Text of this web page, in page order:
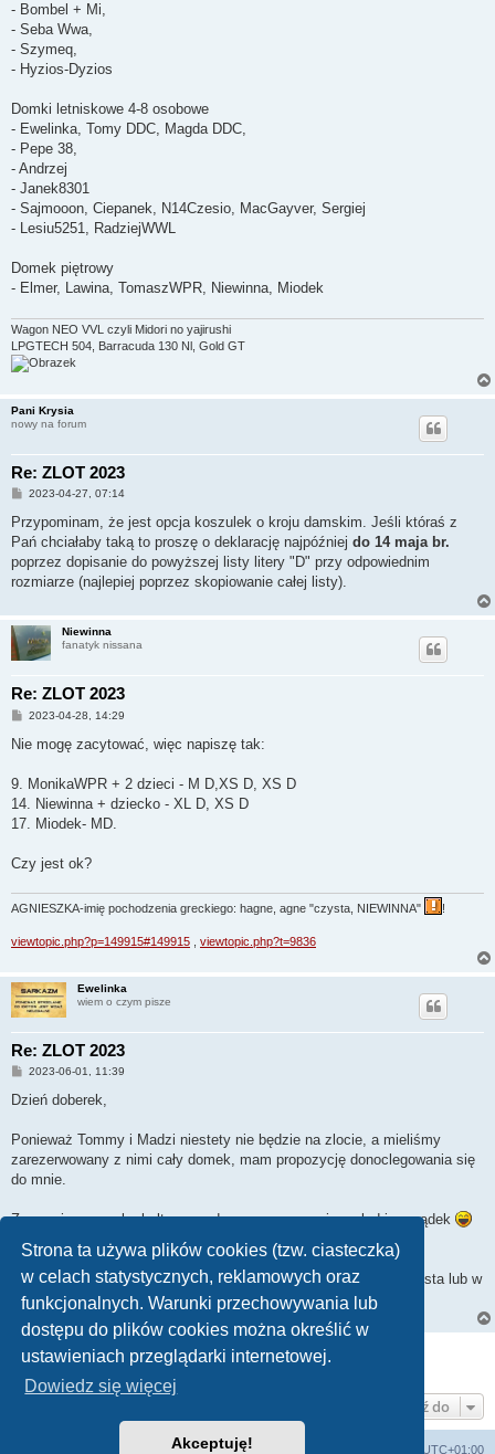
Strona ta używa plików cookies (tzw. ciasteczka)
w celach statystycznych, reklamowych oraz
funkcjonalnych. Warunki przechowywania lub
dostępu do plików cookies można określić w
ustawieniach przeglądarki internetowej.
Dowiedz się więcej
Akceptuję!
- Bombel + Mi,
- Seba Wwa,
- Szymeq,
- Hyzios-Dyzios
Domki letniskowe 4-8 osobowe
- Ewelinka, Tomy DDC, Magda DDC,
- Pepe 38,
- Andrzej
- Janek8301
- Sajmooon, Ciepanek, N14Czesio, MacGayver, Sergiej
- Lesiu5251, RadziejWWL
Domek piętrowy
- Elmer, Lawina, TomaszWPR, Niewinna, Miodek
Wagon NEO VVL czyli Midori no yajirushi
LPGTECH 504, Barracuda 130 Nl, Gold GT
Pani Krysia
nowy na forum
Re: ZLOT 2023
P
s
2023-04-27, 07:14
Przypominam, że jest opcja koszulek o kroju damskim. Jeśli któraś z
Pań chciałaby taką to proszę o deklarację najpóźniej do 14 maja br.
poprzez dopisanie do powyższej listy litery "D" przy odpowiednim
rozmiarze (najlepiej poprzez skopiowanie całej listy).
Niewinna
fanatyk nissana
Re: ZLOT 2023
P
s
2023-04-28, 14:29
Nie mogę zacytować, więc napiszę tak:
9. MonikaWPR + 2 dzieci - M D,XS D, XS D
14. Niewinna + dziecko - XL D, XS D
17. Miodek- MD.
Czy jest ok?
AGNIESZKA-imię pochodzenia greckiego: hagne, agne "czysta, NIEWINNA" !
viewtopic.php?p=149915#149915 viewtopic.php?t=9836
Ewelinka
wiem o czym pisze
Re: ZLOT 2023
P
s
2023-06-01, 11:39
Dzień doberek,
Ponieważ Tommy i Madzi niestety nie będzie na zlocie, a mieliśmy
zarezerwowany z nimi cały domek, mam propozycję donoclegowania się
do mnie.
Zapewniam wysoką kulturę spędzonego czasu, ciszę, ład i porządek
Chętnych zapraszam do zgłaszania się w odpowiedzi na tego posta lub w
wiadomości prywatnej.
ODPOWIEDZ
Posty: 5 • Strona
Przejdź do
FORUM UTC+01:00